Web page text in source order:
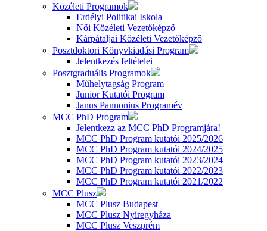
Közéleti Programok
Erdélyi Politikai Iskola
Női Közéleti Vezetőképző
Kárpátaljai Közéleti Vezetőképző
Posztdoktori Könyvkiadási Program
Jelentkezés feltételei
Posztgraduális Programok
Műhelytagság Program
Junior Kutatói Program
Janus Pannonius Programév
MCC PhD Program
Jelentkezz az MCC PhD Programjára!
MCC PhD Program kutatói 2025/2026
MCC PhD Program kutatói 2024/2025
MCC PhD Program kutatói 2023/2024
MCC PhD Program kutatói 2022/2023
MCC PhD Program kutatói 2021/2022
MCC Plusz
MCC Plusz Budapest
MCC Plusz Nyíregyháza
MCC Plusz Veszprém